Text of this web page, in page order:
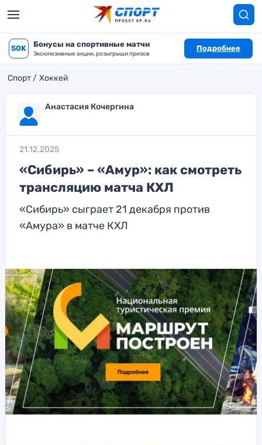
50K Бонусы на спортивные матчи
Эксклюзивные акции, розыгрыши призов
Подробнее
Спорт Хоккей
Анастасия Кочергина
21.12.2025
«Сибирь» – «Амур»: как смотреть
трансляцию матча КХЛ
«Сибирь» сыграет 21 декабря против
«Амура» в матче КХЛ